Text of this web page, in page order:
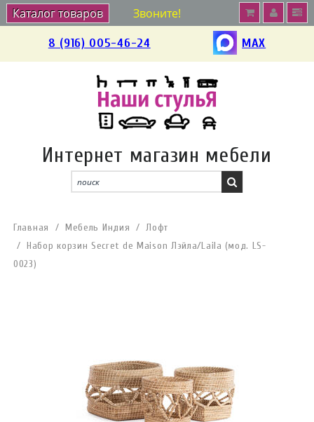
Звоните!
8 (916) 005-46-24 MAX
Интернет магазин мебели
Каталог товаров
Главная Мебель Индия
Лофт
Набор корзин Secret de Maison Лэйла/Laila (мод. LS-
0023)